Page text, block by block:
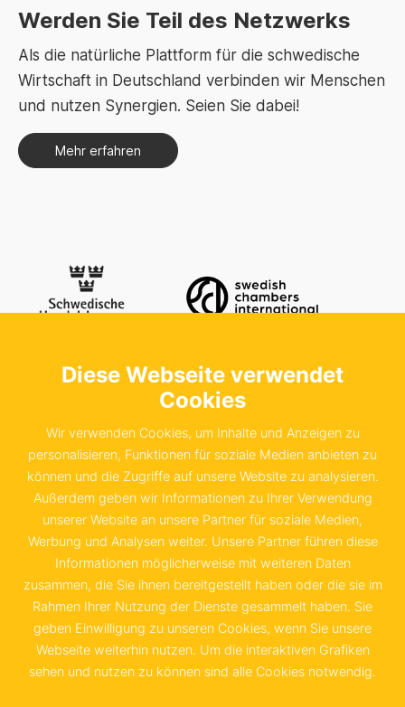
Werden Sie Teil des Netzwerks
Als die natürliche Plattform für die schwedische
Wirtschaft in Deutschland verbinden wir Menschen
und nutzen Synergien. Seien Sie dabei!
Mehr erfahren
Kontaktieren Sie uns
Schwedische Handelskammer in der
Sachsenstraße 6
20097 Hamburg
+49 40 655 874 0
info@schwedenkammer.de
Kontakt Impressum
Diese Webseite verwendet
Cookies
Wir verwenden Cookies, um Inhalte und Anzeigen zu
personalisieren, Funktionen für soziale Medien anbieten zu
können und die Zugriffe auf unsere Website zu analysieren.
Außerdem geben wir Informationen zu Ihrer Verwendung
unserer Website an unsere Partner für soziale Medien,
Werbung und Analysen weiter. Unsere Partner führen diese
Informationen möglicherweise mit weiteren Daten
zusammen, die Sie ihnen bereitgestellt haben oder die sie im
Rahmen Ihrer Nutzung der Dienste gesammelt haben. Sie
geben Einwilligung zu unseren Cookies, wenn Sie unsere
Webseite weiterhin nutzen. Um die interaktiven Grafiken
sehen und nutzen zu können sind alle Cookies notwendig.